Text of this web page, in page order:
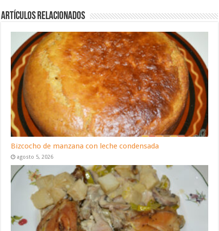
Artículos relacionados
Bizcocho de manzana con leche condensada
agosto 5, 2026